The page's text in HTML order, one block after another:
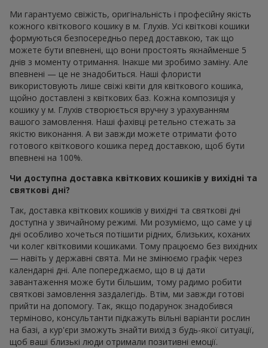
Ми гарантуємо свіжість, оригінальність і професійну якість
кожного квіткового кошику в м. Глухів. Усі квіткові кошики
формуються безпосередньо перед доставкою, так що
можете бути впевнені, що вони простоять якнайменше 5
днів з моменту отримання. Інакше ми зробимо заміну. Але
впевнені — це не знадобиться. Наші флористи
використовують лише свіжі квіти для квіткового кошика,
щойно доставлені з квіткових баз. Кожна композиція у
кошику у м. Глухів створюється вручну з урахуванням
вашого замовлення. Наші фахівці ретельно стежать за
якістю виконання. А ви завжди можете отримати фото
готового квіткового кошика перед доставкою, щоб бути
впевнені на 100%.
Чи доступна доставка квіткових кошиків у вихідні та
святкові дні?
Так, доставка квіткових кошиків у вихідні та святкові дні
доступна у звичайному режимі. Ми розуміємо, що саме у ці
дні особливо хочеться потішити рідних, близьких, коханих
чи колег квітковими кошиками. Тому працюємо без вихідних
— навіть у державні свята. Ми не змінюємо графік через
календарні дні. Але попереджаємо, що в ці дати
завантаження може бути більшим, тому радимо робити
святкові замовлення заздалегідь. Втім, ми завжди готові
прийти на допомогу. Так, якщо подарунок знадобився
терміново, консультанти підкажуть вільні варіанти рослин
на базі, а кур'єри зможуть знайти вихід з будь-якої ситуації,
щоб ваші близькі люди отримали позитивні емоції.